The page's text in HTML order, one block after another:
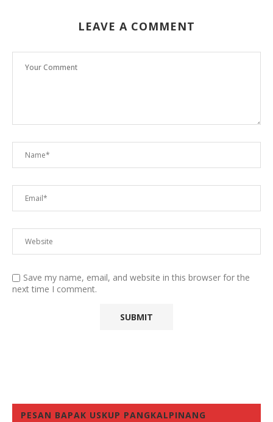
LEAVE A COMMENT
Save my name, email, and website in this browser for the
next time I comment.
PESAN BAPAK USKUP PANGKALPINANG